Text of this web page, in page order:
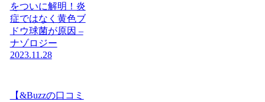
をついに解明！炎
症ではなく黄色ブ
ドウ球菌が原因 –
ナゾロジー
2023.11.28
【&Buzzの口コミ